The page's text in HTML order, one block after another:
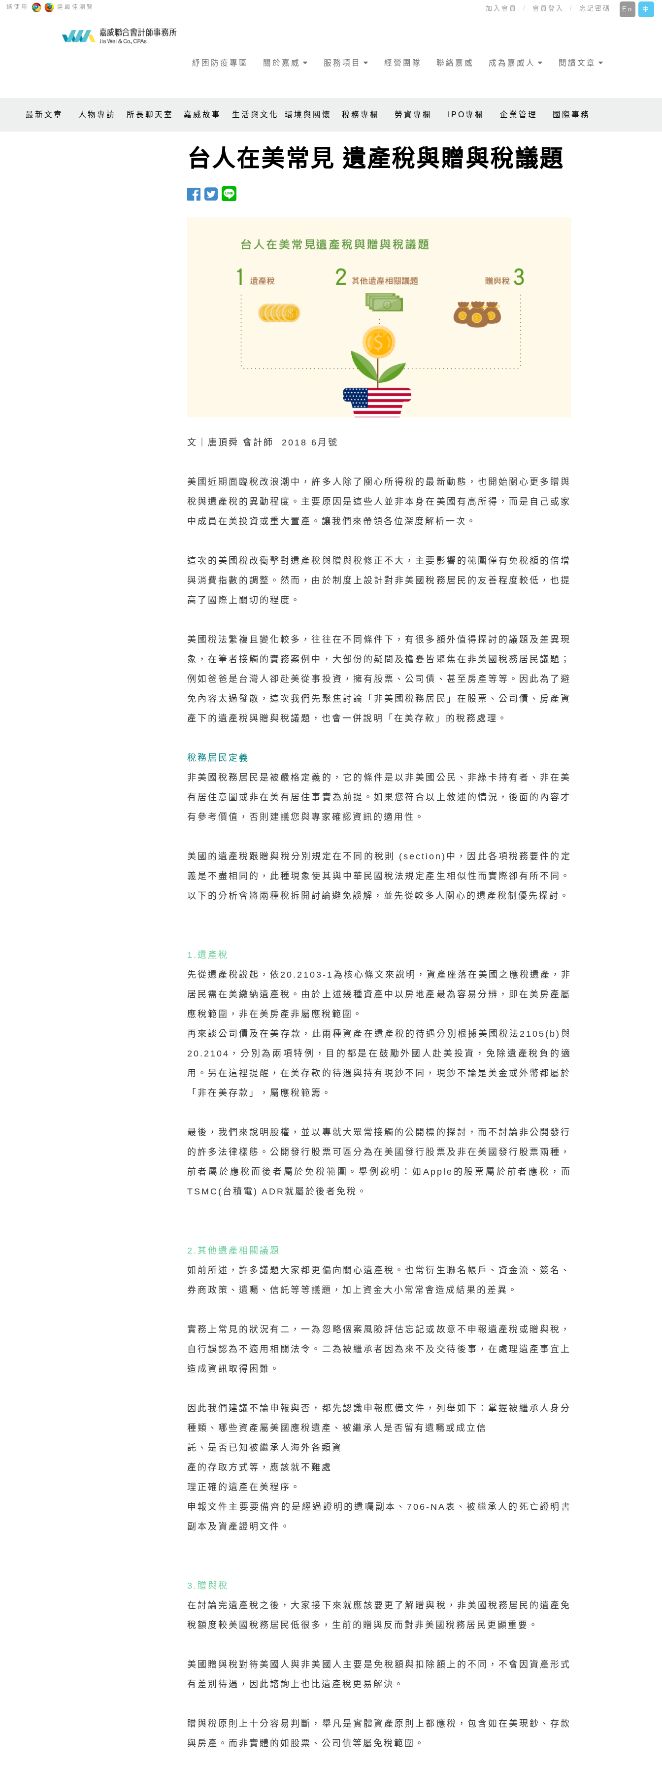
請使用 達最佳瀏覽 中
En
加入會員 會員登入 忘記密碼
紓困防疫專區 關於嘉威 服務項目 經營團隊 聯絡嘉威 成為嘉威人 閱讀文章
最新文章 人物專訪 所長聊天室 嘉威故事 生活與文化 環境與關懷 稅務專欄 勞資專欄 IPO專欄 企業管理 國際事務
台人在美常見 遺產稅與贈與稅議題
文｜唐頂舜 會計師 2018 6月號
美國近期面臨稅改浪潮中，許多人除了關心所得稅的最新動態，也開始關心更多贈與
稅與遺產稅的異動程度。主要原因是這些人並非本身在美國有高所得，而是自己或家
中成員在美投資或重大置產。讓我們來帶領各位深度解析一次。
這次的美國稅改衝擊對遺產稅與贈與稅修正不大，主要影響的範圍僅有免稅額的倍增
與消費指數的調整。然而，由於制度上設計對非美國稅務居民的友善程度較低，也提
高了國際上關切的程度。
美國稅法繁複且變化較多，往往在不同條件下，有很多額外值得探討的議題及差異現
象，在筆者接觸的實務案例中，大部份的疑問及擔憂皆聚焦在非美國稅務居民議題；
例如爸爸是台灣人卻赴美從事投資，擁有股票、公司債、甚至房產等等。因此為了避
免內容太過發散，這次我們先聚焦討論「非美國稅務居民」在股票、公司債、房產資
產下的遺產稅與贈與稅議題，也會一併說明「在美存款」的稅務處理。
稅務居民定義
非美國稅務居民是被嚴格定義的，它的條件是以非美國公民、非綠卡持有者、非在美
有居住意圖或非在美有居住事實為前提。如果您符合以上敘述的情況，後面的內容才
有參考價值，否則建議您與專家確認資訊的適用性。
美國的遺產稅跟贈與稅分別規定在不同的稅則 (section)中，因此各項稅務要件的定
義是不盡相同的，此種現象使其與中華民國稅法規定產生相似性而實際卻有所不同。
以下的分析會將兩種稅拆開討論避免誤解，並先從較多人關心的遺產稅制優先探討。
1.遺產稅
先從遺產稅說起，依20.2103-1為核心條文來說明，資產座落在美國之應稅遺產，非
居民需在美繳納遺產稅。由於上述幾種資產中以房地產最為容易分辨，即在美房產屬
應稅範圍，非在美房產非屬應稅範圍。
再來談公司債及在美存款，此兩種資產在遺產稅的待遇分別根據美國稅法2105(b)與
20.2104，分別為兩項特例，目的都是在鼓勵外國人赴美投資，免除遺產稅負的適
用。另在這裡提醒，在美存款的待遇與持有現鈔不同，現鈔不論是美金或外幣都屬於
「非在美存款」，屬應稅範籌。
最後，我們來說明股權，並以專就大眾常接觸的公開標的探討，而不討論非公開發行
的許多法律樣態。公開發行股票可區分為在美國發行股票及非在美國發行股票兩種，
前者屬於應稅而後者屬於免稅範圍。舉例說明：如Apple的股票屬於前者應稅，而
TSMC(台積電) ADR就屬於後者免稅。
2.其他遺產相關議題
如前所述，許多議題大家都更偏向關心遺產稅。也常衍生聯名帳戶、資金流、簽名、
券商政策、遺囑、信託等等議題，加上資金大小常常會造成結果的差異。
實務上常見的狀況有二，一為忽略個案風險評估忘記或故意不申報遺產稅或贈與稅，
自行誤認為不適用相關法令。二為被繼承者因為來不及交待後事，在處理遺產事宜上
造成資訊取得困難。
因此我們建議不論申報與否，都先認識申報應備文件，列舉如下：掌握被繼承人身分
種類、哪些資產屬美國應稅遺產、被繼承人是否留有遺囑或成立信
託、是否已知被繼承人海外各類資
產的存取方式等，應該就不難處
理正確的遺產在美程序。
申報文件主要要備齊的是經過證明的遺囑副本、706-NA表、被繼承人的死亡證明書
副本及資產證明文件。
3.贈與稅
在討論完遺產稅之後，大家接下來就應該要更了解贈與稅，非美國稅務居民的遺產免
稅額度較美國稅務居民低很多，生前的贈與反而對非美國稅務居民更顯重要。
美國贈與稅對待美國人與非美國人主要是免稅額與扣除額上的不同，不會因資產形式
有差別待遇，因此諮詢上也比遺產稅更易解決。
贈與稅原則上十分容易判斷，舉凡是實體資產原則上都應稅，包含如在美現鈔、存款
與房產。而非實體的如股票、公司債等屬免稅範圍。